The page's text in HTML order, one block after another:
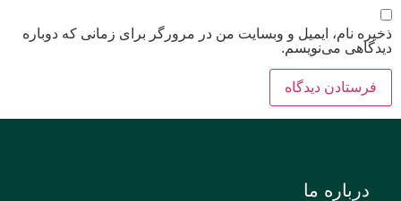
ذخیره نام، ایمیل و وبسایت من در مرورگر برای زمانی که دوباره
دیدگاهی می‌نویسم.
درباره ما